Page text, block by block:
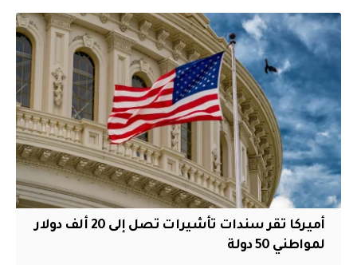
أميركا تقر سندات تأشيرات تصل إلى 20 ألف دولار
لمواطني 50 دولة